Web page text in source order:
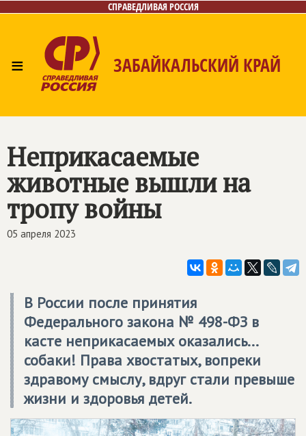
СПРАВЕДЛИВАЯ РОССИЯ
≡ ЗАБАЙКАЛЬСКИЙ КРАЙ
Неприкасаемые
животные вышли на
тропу войны
05 апреля 2023
В России после принятия
Федерального закона № 498-ФЗ в
касте неприкасаемых оказались...
собаки! Права хвостатых, вопреки
здравому смыслу, вдруг стали превыше
жизни и здоровья детей.